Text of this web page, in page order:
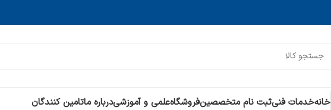
خانهخدمات فنیثبت نام متخصصینفروشگاهعلمی و آموزشیدرباره ماتامین کنندگان